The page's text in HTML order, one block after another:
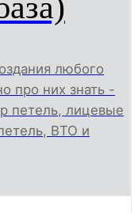
любого
про них знать -
лицевые
ВТО и